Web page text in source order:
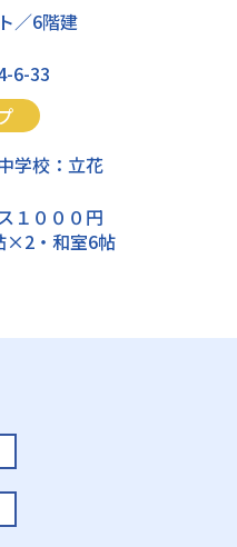
／6階建
6-33
学校：立花
１０００円
×2・和室6帖